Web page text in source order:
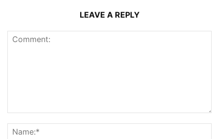
LEAVE A REPLY